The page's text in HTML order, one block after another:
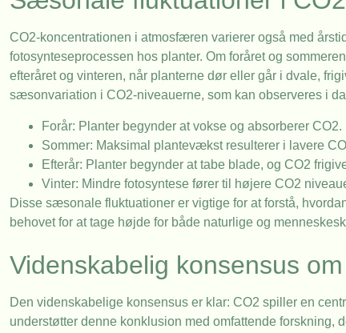
CO2-koncentrationen i atmosfæren varierer også med
fotosynteseprocessen hos planter. Om foråret og
efteråret og vinteren, når planterne dør eller går i dvale,
sæsonvariation i CO2-niveauerne, som kan observeres i
Forår: Planter begynder at vokse og absorberer CO2.
Sommer: Maksimal plantevækst resulterer i lavere
Efterår: Planter begynder at tabe blade, og CO2
Vinter: Mindre fotosyntese fører til højere CO2
Disse sæsonale fluktuationer er vigtige for at forstå,
behovet for at tage højde for både naturlige og
Videnskabelig konsensus om
Den videnskabelige konsensus er klar: CO2 spiller en
understøtter denne konklusion med omfattende forskning,